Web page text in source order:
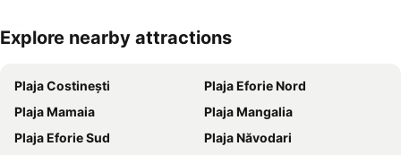
Explore nearby attractions
Plaja Costinești
Plaja Eforie Nord
Plaja Mamaia
Plaja Mangalia
Plaja Eforie Sud
Plaja Năvodari